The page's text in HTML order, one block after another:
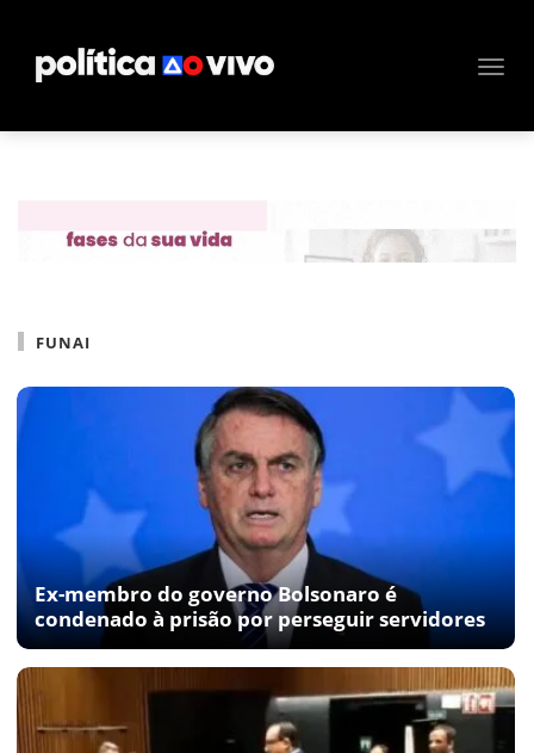
FUNAI
Ex-membro do governo Bolsonaro é
condenado à prisão por perseguir servidores